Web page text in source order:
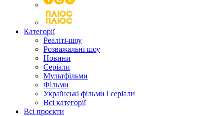
Категорії
Реаліті-шоу
Розважальні шоу
Новини
Серіали
Мультфільми
Фільми
Українські фільми і серіали
Всі категорії
Всі проєкти